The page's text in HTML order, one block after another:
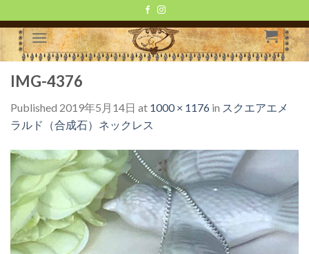
to
content
IMG-4376
Published 2019年5月14日 at 1000 × 1176 in スクエアエメ
ラルド（合成石）ネックレス